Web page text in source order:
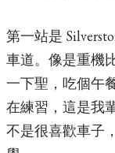
第一站是
車道。像是重機
一下聖，吃個午
在練習，這是我
不是很喜歡車子